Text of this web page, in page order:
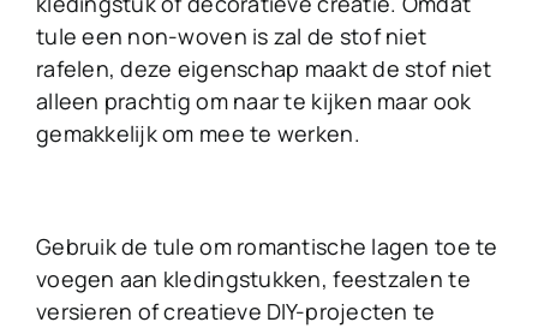
tule een non-woven is zal de stof niet
rafelen, deze eigenschap maakt de stof niet
alleen prachtig om naar te kijken maar ook
gemakkelijk om mee te werken.
Gebruik de tule om romantische lagen toe te
voegen aan kledingstukken, feestzalen te
versieren of creatieve DIY-projecten te